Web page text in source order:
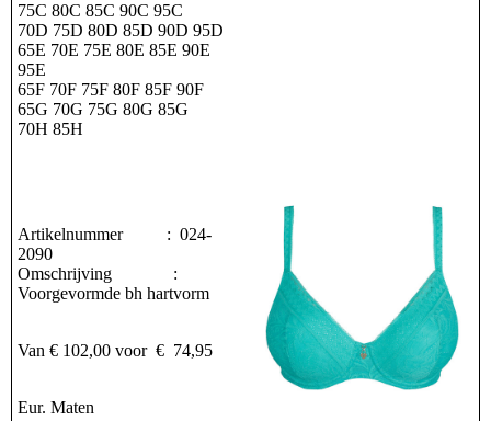
75C 80C 85C 90C 95C
70D 75D 80D 85D 90D 95D
65E 70E 75E 80E 85E 90E
95E
65F 70F 75F 80F 85F 90F
65G 70G 75G 80G 85G
70H 85H
Artikelnummer : 024-
2090
Omschrijving :
Voorgevormde bh hartvorm
Van € 102,00 voor € 74,95
Eur. Maten